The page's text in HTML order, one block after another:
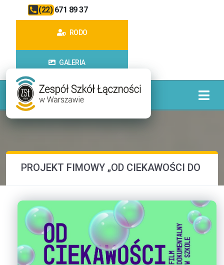
(22) 671 89 37
RODO
GALERIA
PROJEKT FIMOWY „OD CIEKAWOŚCI DO